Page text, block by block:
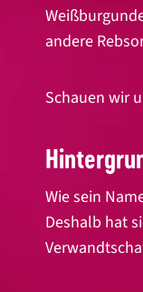
andere
Schauen wir
Wie sein
Deshalb hat